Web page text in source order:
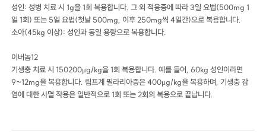
성인: 성병 치료 시 1g을 1회 복용합니다. 그 외 적응증에 따라 3일 요법(500mg 1
일 1회) 또는 5일 요법(첫날 500mg, 이후 250mg씩 4일간)으로 복용합니다.
소아(45kg 이상): 성인과 동일 용량으로 복용합니다.
이버놈12
기생충 치료 시 150200μg/kg을 1회 복용합니다. 예를 들어, 60kg 성인이라면
9~12mg을 복용합니다. 림프계 필라리아증은 400μg/kg을 복용하며, 기생충 감
염에 대한 사멸 작용은 일반적으로 1회 또는 2회의 복용으로 끝납니다.